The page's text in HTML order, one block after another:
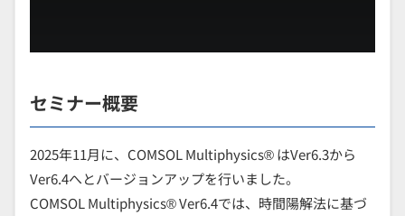
セミナー概要
2025年11月に、COMSOL Multiphysics® はVer6.3から
Ver6.4へとバージョンアップを行いました。
COMSOL Multiphysics® Ver6.4では、時間陽解法に基づ